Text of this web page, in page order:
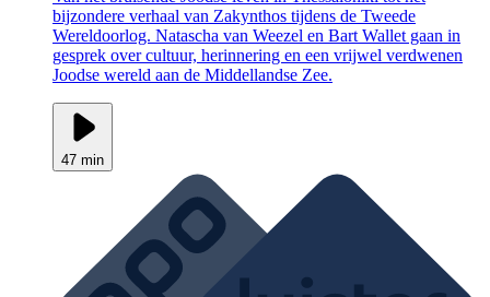
bijzondere verhaal van Zakynthos tijdens de Tweede
Wereldoorlog. Natascha van Weezel en Bart Wallet gaan in
gesprek over cultuur, herinnering en een vrijwel verdwenen
Joodse wereld aan de Middellandse Zee.
47 min